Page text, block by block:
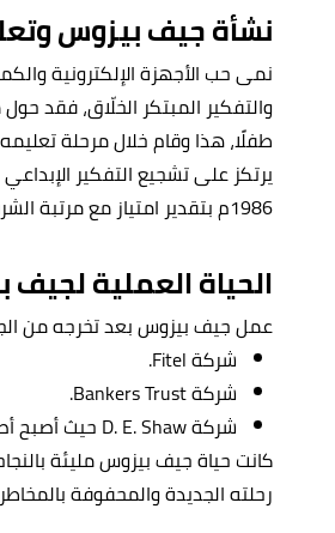
نشأة جيف بيزوس
نمى حب الأجهزة الإلكترونية
والتفكير المبتكر الخلّاق، فقد
طفلًا، هذا وقام خلال مرحلة
يرتكز على تشجيع التفكير
1986م بتقدير امتياز مع مرتبة الشرف وقد حصل على درجات علمية في الهندسة الكهربائية وعلم الكمبيوتر.
الحياة العملية
عمل جيف بيزوس بعد تخرجه من
شركة Fitel.
شركة Bankers Trust.
شركة D. E. Shaw حيث أصبح أصغر نائب رئيس في عام 1990م.
رحلته الجديدة والمحفوفة